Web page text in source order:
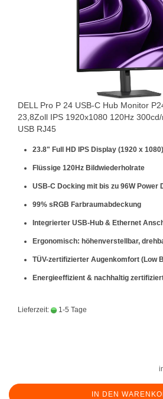
DELL Pro P 24 USB-C Hub Monitor
23,8Zoll IPS 1920x1080 120Hz
USB RJ45
23.8" Full HD IPS Display (1920 x 1080)
Flüssige 120Hz Bildwiederholrate
USB-C Docking mit bis zu 96W Power
99% sRGB Farbraumabdeckung
Integrierter USB-Hub & Ethernet
Ergonomisch: höhenverstellbar,
TÜV-zertifizierter Augenkomfort (Low
Energieeffizient & nachhaltig
Lieferzeit: 1-5 Tage
IN DEN